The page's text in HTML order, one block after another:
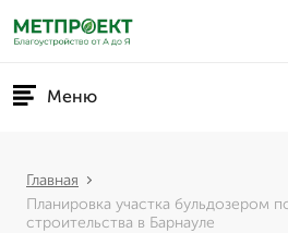
Меню
Главная
Планировка участка бульдозером
строительства в Барнауле